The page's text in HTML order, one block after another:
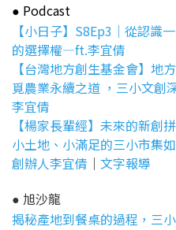
● Podcast
【小日子】S8Ep3｜從認識
的選擇權—ft.李宜倩
【台灣地方創生基金會】地
覓農業永續之道 ，三小文創
李宜倩
【楊家長輩經】未來的新創
小土地、小滿足的三小市集
創辦人李宜倩 ｜ 文字報導
● 旭沙龍
揭秘產地到餐桌的過程，三